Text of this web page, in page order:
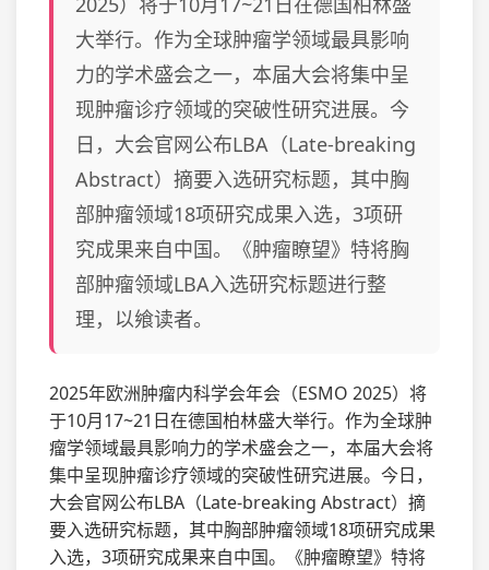
大举行。作为全球肿瘤学领域最具影响
力的学术盛会之一，本届大会将集中呈
现肿瘤诊疗领域的突破性研究进展。今
日，大会官网公布LBA（Late-breaking
Abstract）摘要入选研究标题，其中胸
部肿瘤领域18项研究成果入选，3项研
究成果来自中国。《肿瘤瞭望》特将胸
部肿瘤领域LBA入选研究标题进行整
理，以飨读者。
2025年欧洲肿瘤内科学会年会（ESMO 2025）将
于10月17~21日在德国柏林盛大举行。作为全球肿
瘤学领域最具影响力的学术盛会之一，本届大会将
集中呈现肿瘤诊疗领域的突破性研究进展。今日，
大会官网公布LBA（Late-breaking Abstract）摘
要入选研究标题，其中胸部肿瘤领域18项研究成果
入选，3项研究成果来自中国。《肿瘤瞭望》特将